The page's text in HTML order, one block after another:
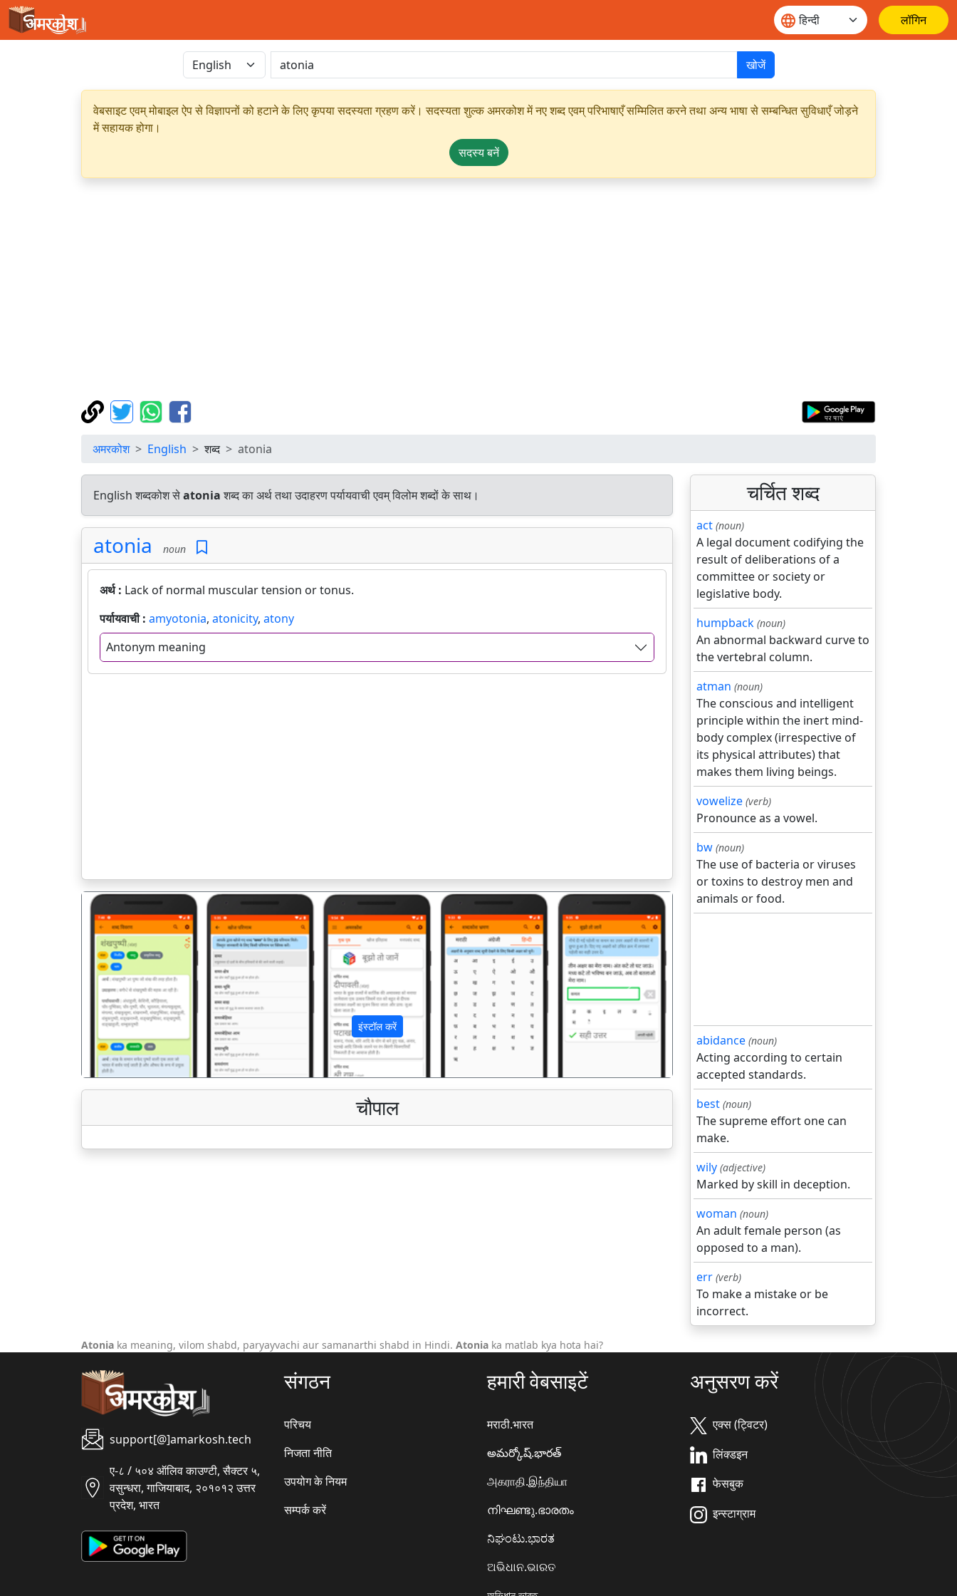
लॉगिन
खोजें
वेबसाइट एवम् मोबाइल ऐप से विज्ञापनों को हटाने के लिए कृपया सदस्यता ग्रहण करें। सदस्यता शुल्क अमरकोश में नए शब्द एवम् परिभाषाएँ सम्मिलित करने तथा अन्य भाषा से सम्बन्धित सुविधाएँ जोड़ने
में सहायक होगा।
सदस्य बनें
अमरकोश English शब्द atonia
English शब्दकोश सेatoniaशब्द का अर्थ तथा उदाहरण पर्यायवाची एवम् विलोम शब्दों के साथ।
atonia noun
अर्थ : Lack of normal muscular tension or tonus.
पर्यायवाची : amyotonia, atonicity, atony
Antonym meaning
इंस्टॉल करें
पिछला अगला
चौपाल
चर्चित शब्द
act (noun)
A legal document codifying the
result of deliberations of a
committee or society or
legislative body.
humpback (noun)
An abnormal backward curve to
the vertebral column.
atman (noun)
The conscious and intelligent
principle within the inert mind-
body complex (irrespective of
its physical attributes) that
makes them living beings.
vowelize (verb)
Pronounce as a vowel.
bw (noun)
The use of bacteria or viruses
or toxins to destroy men and
animals or food.
abidance (noun)
Acting according to certain
accepted standards.
best (noun)
The supreme effort one can
make.
wily (adjective)
Marked by skill in deception.
woman (noun)
An adult female person (as
opposed to a man).
err (verb)
To make a mistake or be
incorrect.
Atonia ka meaning, vilom shabd, paryayvachi aur samanarthi shabd in Hindi. Atonia ka matlab kya hota hai?
support[@]amarkosh.tech
ए-८ / ५०४ ऑलिव काउण्टी, सैक्टर ५,
वसुन्धरा, गाजियाबाद, २०१०१२ उत्तर
प्रदेश, भारत
संगठन
परिचय
निजता नीति
उपयोग के नियम
सम्पर्क करें
हमारी वेबसाइटें
मराठी.भारत
అమర్కోష్.భారత్
அகராதி.இந்தியா
നിഘണ്ടു.ഭാരതം
ನಿಘಂಟು.ಭಾರತ
ଅଭିଧାନ.ଭାରତ
अनुसरण करें
एक्स (ट्विटर)
लिंक्डइन
फेसबुक
इन्स्टाग्राम